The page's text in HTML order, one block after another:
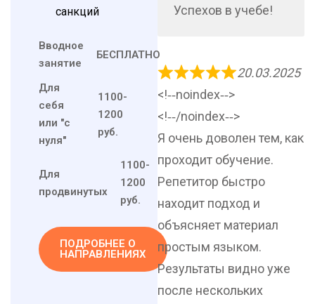
санкций
Вводное
занятие
БЕСПЛАТНО
Для
себя
или "с
нуля"
1100-
1200
руб.
Для
продвинутых
1100-
1200
руб.
ПОДРОБНЕЕ О
НАПРАВЛЕНИЯХ
Успехов в учебе!
20.03.2025
<!‐‐noindex‐‐>
<!‐‐/noindex‐‐>
Я очень доволен тем, как
проходит обучение.
Репетитор быстро
находит подход и
объясняет материал
простым языком.
Результаты видно уже
после нескольких